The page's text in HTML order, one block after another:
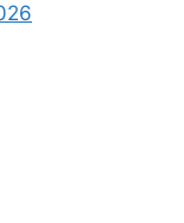
Nasional
Sila baca
sediakan
2024